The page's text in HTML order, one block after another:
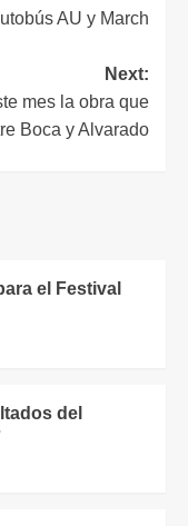
AU y March
Next:
mes la obra que
Boca y Alvarado
el Festival
del